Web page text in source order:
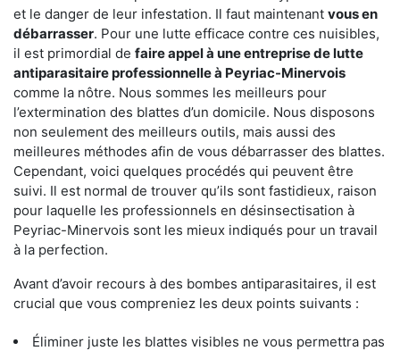
et le danger de leur infestation. Il faut maintenant vous en
débarrasser. Pour une lutte efficace contre ces nuisibles,
il est primordial de faire appel à une entreprise de lutte
antiparasitaire professionnelle à Peyriac-Minervois
comme la nôtre. Nous sommes les meilleurs pour
l’extermination des blattes d’un domicile. Nous disposons
non seulement des meilleurs outils, mais aussi des
meilleures méthodes afin de vous débarrasser des blattes.
Cependant, voici quelques procédés qui peuvent être
suivi. Il est normal de trouver qu’ils sont fastidieux, raison
pour laquelle les professionnels en désinsectisation à
Peyriac-Minervois sont les mieux indiqués pour un travail
à la perfection.
Avant d’avoir recours à des bombes antiparasitaires, il est
crucial que vous compreniez les deux points suivants :
Éliminer juste les blattes visibles ne vous permettra pas